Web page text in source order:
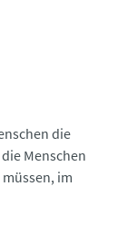
die
Menschen
im